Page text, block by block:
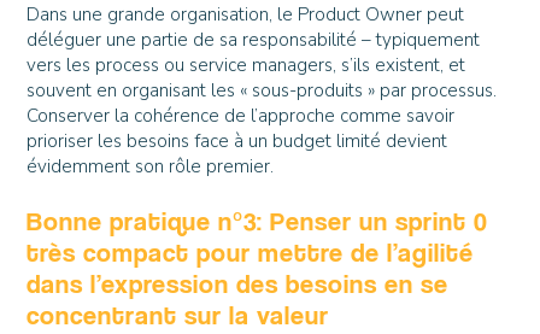
Dans une grande organisation, le Product Owner peut
déléguer une partie de sa responsabilité – typiquement
vers les process ou service managers, s’ils existent, et
souvent en organisant les « sous-produits » par processus.
Conserver la cohérence de l’approche comme savoir
prioriser les besoins face à un budget limité devient
évidemment son rôle premier.
Bonne pratique n°3: Penser un sprint 0
très compact pour mettre de l’agilité
dans l’expression des besoins en se
concentrant sur la valeur